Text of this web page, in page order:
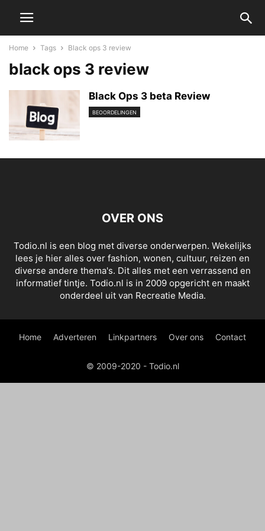
Home Tags Black ops 3 review
black ops 3 review
Black Ops 3 beta Review
BEOORDELINGEN
OVER ONS
Todio.nl is een blog met diverse onderwerpen. Wekelijks
lees je hier alles over fashion, wonen, cultuur, reizen en
diverse andere thema's. Dit alles met een verrassend en
informatief tintje. Todio.nl is in 2009 opgericht en maakt
onderdeel uit van Recreatie Media.
Home Adverteren Linkpartners Over ons Contact
© 2009-2020 - Todio.nl